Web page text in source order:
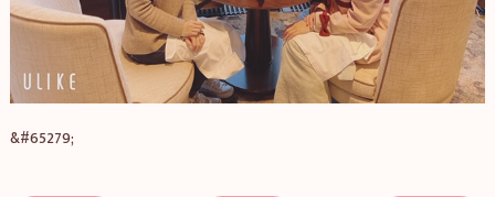
&#65279;